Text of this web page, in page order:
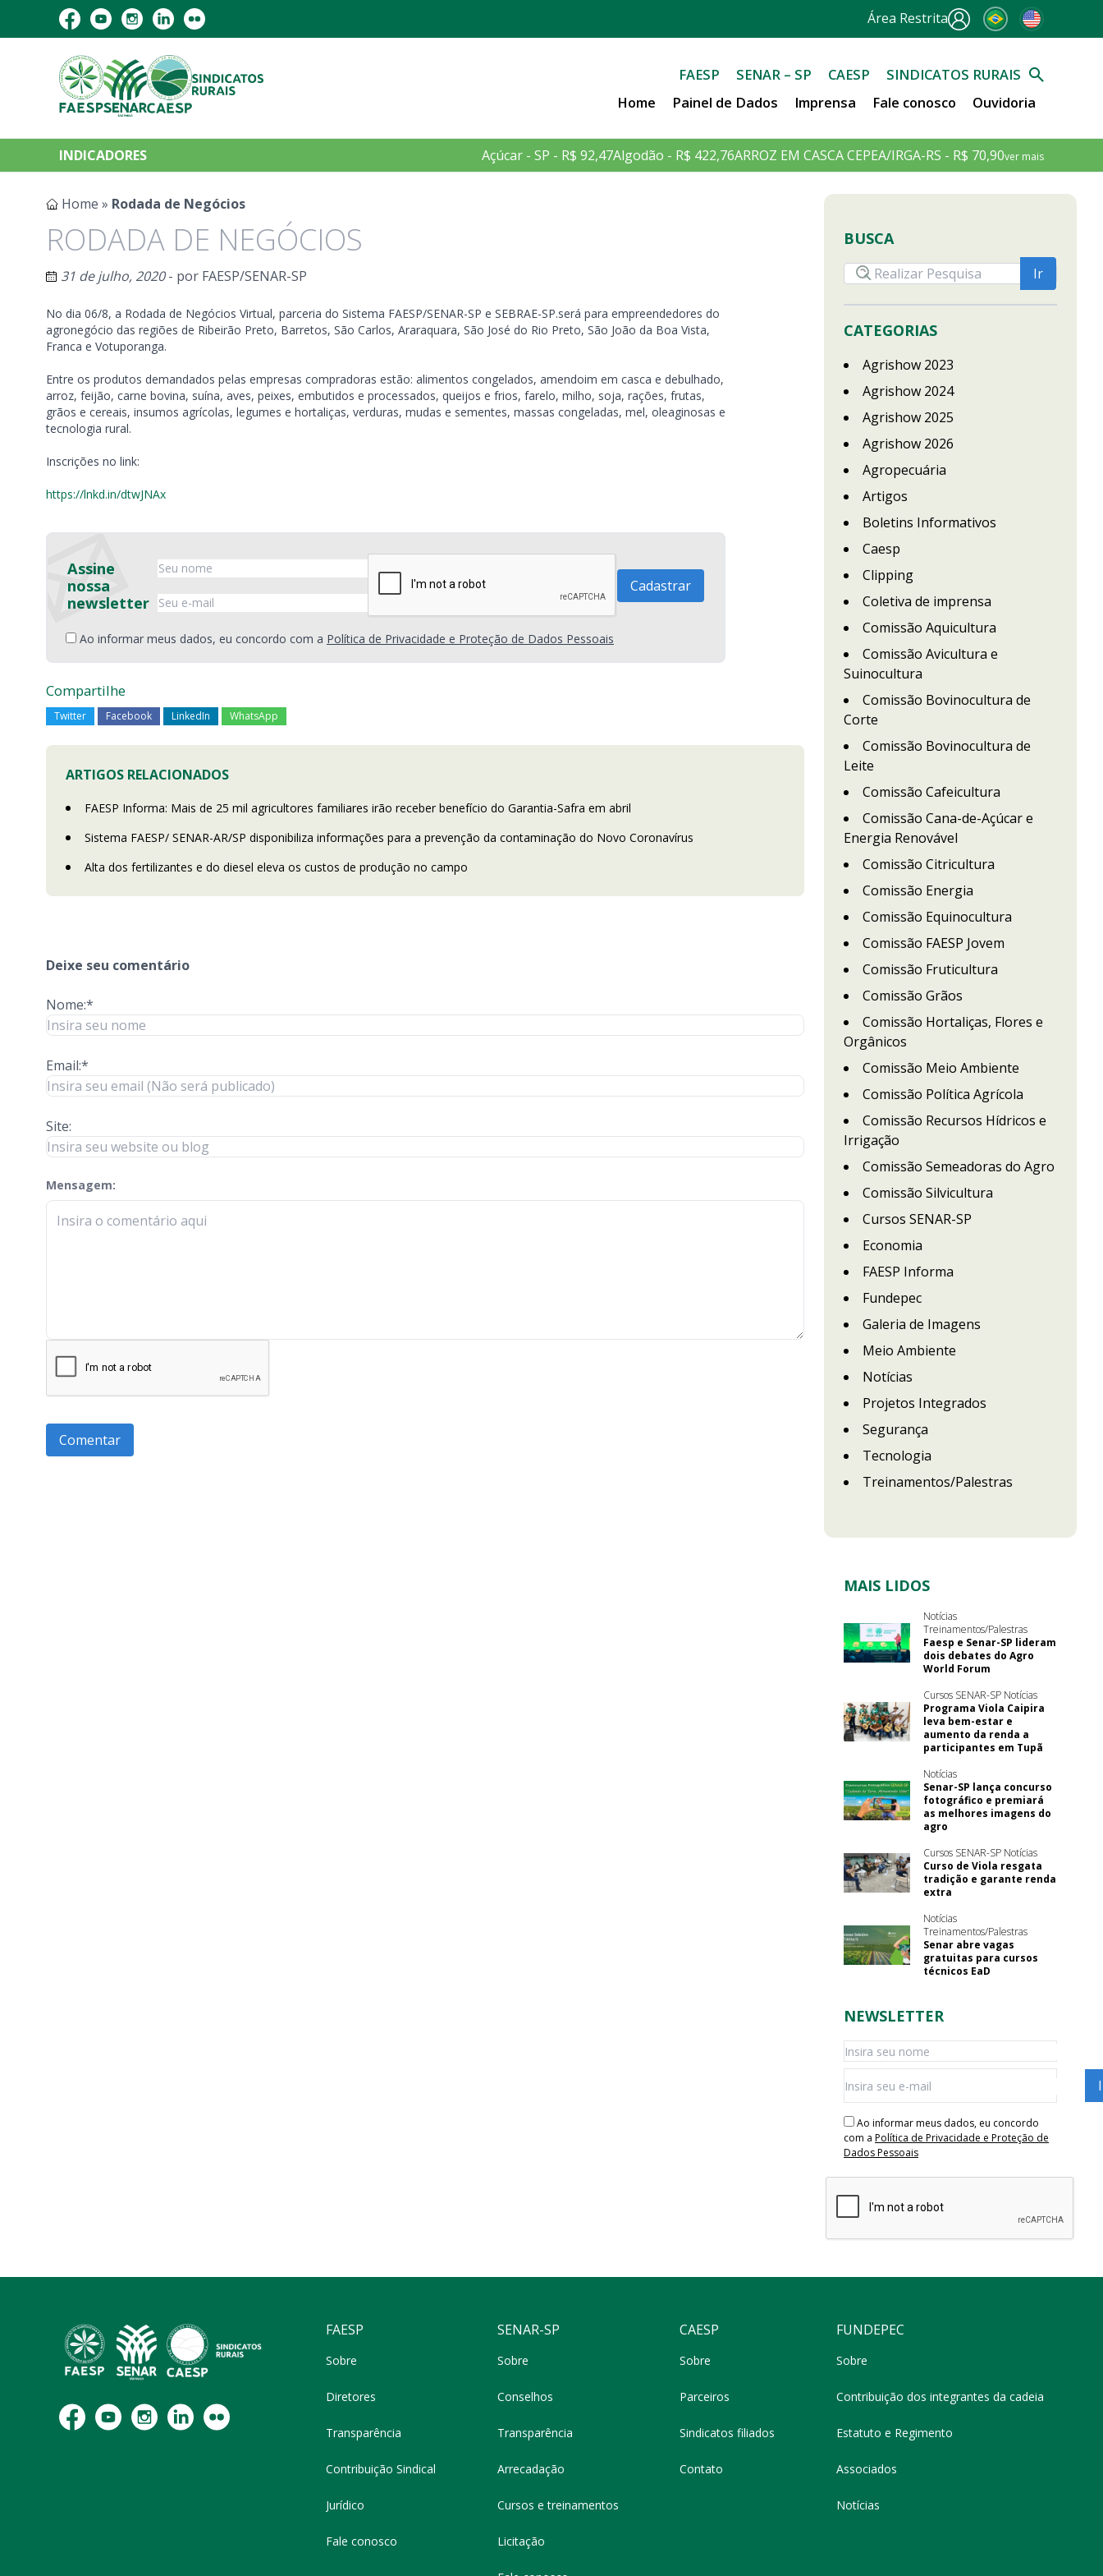
Área Restrita
FAESP SENAR – SP CAESP
SINDICATOS RURAIS
Home
Painel de Dados Imprensa Fale conosco Ouvidoria
INDICADORES Açúcar - SP - R$ 92,47Algodão - R$ 422,76ARROZ EM CASCA CEPEA/IRGA-RS - R$ 70,90ver mais
Home » Rodada de Negócios
RODADA DE NEGÓCIOS
31 de julho, 2020- por FAESP/SENAR-SP
No dia 06/8, a Rodada de Negócios Virtual, parceria do Sistema FAESP/SENAR-SP e SEBRAE-SP.será para empreendedores do
agronegócio das regiões de Ribeirão Preto, Barretos, São Carlos, Araraquara, São José do Rio Preto, São João da Boa Vista,
Franca e Votuporanga.
Entre os produtos demandados pelas empresas compradoras estão: alimentos congelados, amendoim em casca e debulhado,
arroz, feijão, carne bovina, suína, aves, peixes, embutidos e processados, queijos e frios, farelo, milho, soja, rações, frutas,
grãos e cereais, insumos agrícolas, legumes e hortaliças, verduras, mudas e sementes, massas congeladas, mel, oleaginosas e
tecnologia rural.
Inscrições no link:
https://lnkd.in/dtwJNAx
Assine
nossa
newsletter
Ao informar meus dados, eu concordo com a Política de Privacidade e Proteção de Dados Pessoais
Compartilhe
Twitter Facebook LinkedIn WhatsApp
ARTIGOS RELACIONADOS
FAESP Informa: Mais de 25 mil agricultores familiares irão receber benefício do Garantia-Safra em abril
Sistema FAESP/ SENAR-AR/SP disponibiliza informações para a prevenção da contaminação do Novo Coronavírus
Alta dos fertilizantes e do diesel eleva os custos de produção no campo
Deixe seu comentário
Nome:*
Email:*
Site:
Mensagem:
check-terms
BUSCA
CATEGORIAS
Agrishow 2023
Agrishow 2024
Agrishow 2025
Agrishow 2026
Agropecuária
Artigos
Boletins Informativos
Caesp
Clipping
Coletiva de imprensa
Comissão Aquicultura
Comissão Avicultura e
Suinocultura
Comissão Bovinocultura de
Corte
Comissão Bovinocultura de
Leite
Comissão Cafeicultura
Comissão Cana-de-Açúcar e
Energia Renovável
Comissão Citricultura
Comissão Energia
Comissão Equinocultura
Comissão FAESP Jovem
Comissão Fruticultura
Comissão Grãos
Comissão Hortaliças, Flores e
Orgânicos
Comissão Meio Ambiente
Comissão Política Agrícola
Comissão Recursos Hídricos e
Irrigação
Comissão Semeadoras do Agro
Comissão Silvicultura
Cursos SENAR-SP
Economia
FAESP Informa
Fundepec
Galeria de Imagens
Meio Ambiente
Notícias
Projetos Integrados
Segurança
Tecnologia
Treinamentos/Palestras
MAIS LIDOS
Notícias
Treinamentos/Palestras
Faesp e Senar-SP lideram
dois debates do Agro
World Forum
Cursos SENAR-SP Notícias
Programa Viola Caipira
leva bem-estar e
aumento da renda a
participantes em Tupã
Notícias
Senar-SP lança concurso
fotográfico e premiará
as melhores imagens do
agro
Cursos SENAR-SP Notícias
Curso de Viola resgata
tradição e garante renda
extra
Notícias
Treinamentos/Palestras
Senar abre vagas
gratuitas para cursos
técnicos EaD
NEWSLETTER
Ao informar meus dados, eu concordo
com a Política de Privacidade e Proteção de
Dados Pessoais
FAESP
Sobre
Diretores
Transparência
Contribuição Sindical
Jurídico
Fale conosco
SENAR-SP
Sobre
Conselhos
Transparência
Arrecadação
Cursos e treinamentos
Licitação
CAESP
Sobre
Parceiros
Sindicatos filiados
Contato
FUNDEPEC
Sobre
Contribuição dos integrantes da cadeia
Estatuto e Regimento
Associados
Notícias